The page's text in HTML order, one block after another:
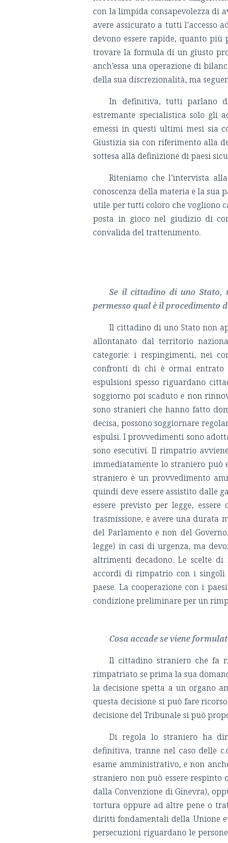
con la limpida consapevolezza di
avere assicurato a tutti l’accesso
devono essere rapide, quanto
trovare la formula di un giusto
anch’essa una operazione di
della sua discrezionalità, ma
In definitiva, tutti parlano
estremante specialistica solo gli
emessi in questi ultimi mesi sia
Giustizia sia con riferimento alla
sottesa alla definizione di paesi
Riteniamo che l’intervista
conoscenza della materia e la sua
utile per tutti coloro che vogliono
posta in gioco nel giudizio di
convalida del trattenimento.
Se il cittadino di uno Stato,
permesso qual è il procedimento
Il cittadino di uno Stato non
allontanato dal territorio
categorie: i respingimenti, nei
confronti di chi è ormai
espulsioni spesso riguardano
soggiorno poi scaduto e non
sono stranieri che hanno fatto
decisa, possono soggiornare
espulsi. I provvedimenti sono
sono esecutivi. Il rimpatrio
immediatamente lo straniero può
straniero è un provvedimento
quindi deve essere assistito dalle
essere previsto per legge,
trasmissione, e avere una durata
del Parlamento e non del
legge) in casi di urgenza, ma
altrimenti decadono. Le scelte
accordi di rimpatrio con i
paese. La cooperazione con i
condizione preliminare per un
Cosa accade se viene
Il cittadino straniero che fa
rimpatriato se prima la sua
la decisione spetta a un organo
questa decisione si può fare
decisione del Tribunale si può
Di regola lo straniero ha
definitiva, tranne nel caso delle
esame amministrativo, e non
straniero non può essere respinto
dalla Convenzione di Ginevra),
tortura oppure ad altre pene o
diritti fondamentali della Unione
persecuzioni riguardano le